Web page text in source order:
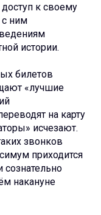
к своему
с ним
истории.
билетов
«лучшие
на карту
исчезают.
звонков
приходится
накануне